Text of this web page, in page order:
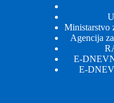
Ministarstvo
Agencija
E-
E-